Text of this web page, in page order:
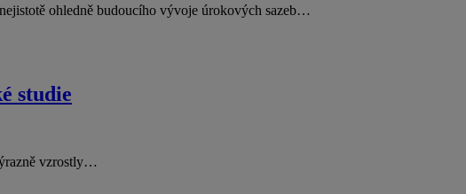
ohledně budoucího vývoje úrokových sazeb…
studie
vzrostly…